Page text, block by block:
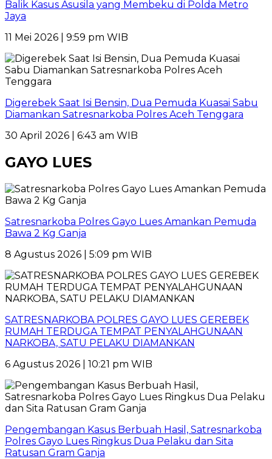
Balik Kasus Asusila yang Membeku di Polda Metro
Jaya
11 Mei 2026 | 9:59 pm WIB
Digerebek Saat Isi Bensin, Dua Pemuda Kuasai Sabu
Diamankan Satresnarkoba Polres Aceh Tenggara
30 April 2026 | 6:43 am WIB
GAYO LUES
Satresnarkoba Polres Gayo Lues Amankan Pemuda
Bawa 2 Kg Ganja
8 Agustus 2026 | 5:09 pm WIB
SATRESNARKOBA POLRES GAYO LUES GEREBEK
RUMAH TERDUGA TEMPAT PENYALAHGUNAAN
NARKOBA, SATU PELAKU DIAMANKAN
6 Agustus 2026 | 10:21 pm WIB
Pengembangan Kasus Berbuah Hasil, Satresnarkoba
Polres Gayo Lues Ringkus Dua Pelaku dan Sita
Ratusan Gram Ganja